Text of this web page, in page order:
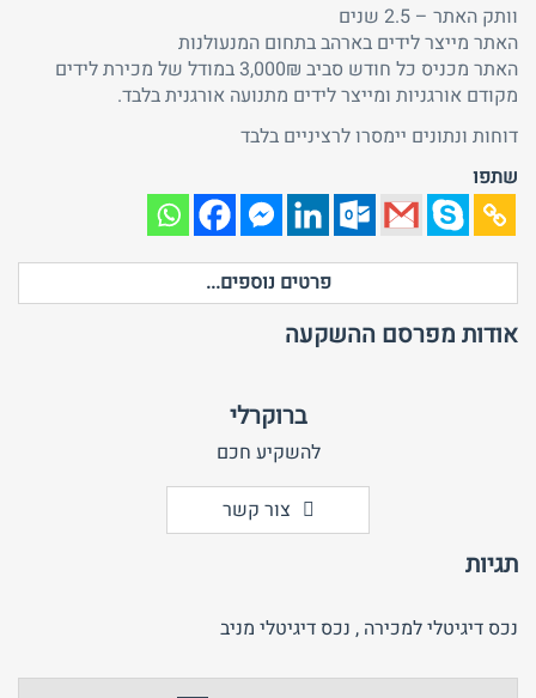
וותק האתר – 2.5 שנים
האתר מייצר לידים בארהב בתחום המנעולנות
האתר מכניס כל חודש סביב 3,000₪ במודל של מכירת לידים
מקודם אורגניות ומייצר לידים מתנועה אורגנית בלבד.
דוחות ונתונים יימסרו לרציניים בלבד
שתפו
פרטים נוספים...
אודות מפרסם ההשקעה
ברוקרלי
להשקיע חכם
צור קשר
תגיות
נכס דיגיטלי למכירה , נכס דיגיטלי מניב